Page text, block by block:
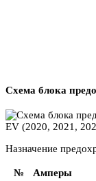
Схема блока
Назначение
№ Амперы